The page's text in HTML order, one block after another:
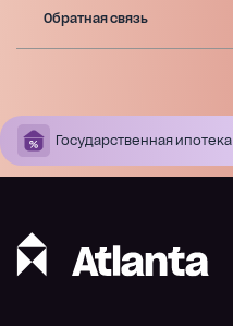
Обратная связь
Государственная ипотека